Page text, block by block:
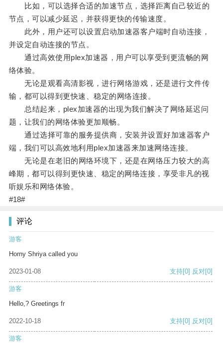
比如，可以选择合适的加速节点，选择距离自己较近的
节点，可以减少延迟，并获得更快的传输速度。
此外，用户还可以设置启动加速器客户端时自动连接，
并设定自动连接的节点。
通过高效使用plex加速器，用户可以享受到更流畅的网
络体验。
无论是观看高清影视，进行网络游戏，还是进行文件传
输，都可以得到更快速、稳定的网络连接。
总结起来，plex加速器的出现为我们解决了网络延迟问
题，让我们的网络体验更加顺畅。
通过选择可靠的服务提供商，安装并设置好加速器客户
端，我们可以高效地利用plex加速器来加速网络连接。
无论是在老旧的网络环境下，还是在网络压力较大的高
峰期，都可以得到更快速、稳定的网络连接，享受非凡的视
听娱乐和网络体验。
#18#
评论
游客
Horny Shriya called you
2023-01-08 支持[0] 反对[0]
游客
Hello,? Greetings fr
2022-10-18 支持[0] 反对[0]
游客